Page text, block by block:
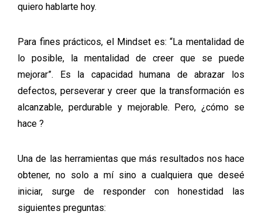
quiero hablarte hoy.
Para fines prácticos, el Mindset es: “La mentalidad de
lo posible, la mentalidad de creer que se puede
mejorar”. Es la capacidad humana de abrazar los
defectos, perseverar y creer que la transformación es
alcanzable, perdurable y mejorable. Pero, ¿cómo se
hace ?
Una de las herramientas que más resultados nos hace
obtener, no solo a mí sino a cualquiera que deseé
iniciar, surge de responder con honestidad las
siguientes preguntas: